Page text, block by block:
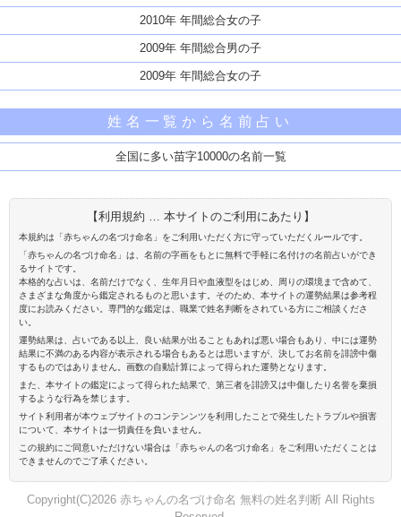
2010年 年間総合女の子
2009年 年間総合男の子
2009年 年間総合女の子
姓名一覧から名前占い
全国に多い苗字10000の名前一覧
【利用規約 … 本サイトのご利用にあたり】
本規約は「赤ちゃんの名づけ命名」をご利用いただく方に守っていただくルールです。
「赤ちゃんの名づけ命名」は、名前の字画をもとに無料で手軽に名付けの名前占いができ
るサイトです。
本格的な占いは、名前だけでなく、生年月日や血液型をはじめ、周りの環境まで含めて、
さまざまな角度から鑑定されるものと思います。そのため、本サイトの運勢結果は参考程
度にお読みください。専門的な鑑定は、職業で姓名判断をされている方にご相談くださ
い。
運勢結果は、占いである以上、良い結果が出ることもあれば悪い場合もあり、中には運勢
結果に不満のある内容が表示される場合もあるとは思いますが、決してお名前を誹謗中傷
するものではありません。画数の自動計算によって得られた運勢となります。
また、本サイトの鑑定によって得られた結果で、第三者を誹謗又は中傷したり名誉を棄損
するような行為を禁じます。
サイト利用者が本ウェブサイトのコンテンンツを利用したことで発生したトラブルや損害
について、本サイトは一切責任を負いません。
この規約にご同意いただけない場合は「赤ちゃんの名づけ命名」をご利用いただくことは
できませんのでご了承ください。
Copyright(C)2026 赤ちゃんの名づけ命名 無料の姓名判断 All Rights